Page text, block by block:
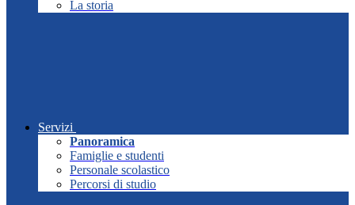
La storia
Servizi
Panoramica
Famiglie e studenti
Personale scolastico
Percorsi di studio